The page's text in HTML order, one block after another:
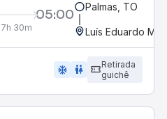
05:00
7h 30m
Palmas, TO
Luís Eduardo
ac_unit wc
Retirada
guichê